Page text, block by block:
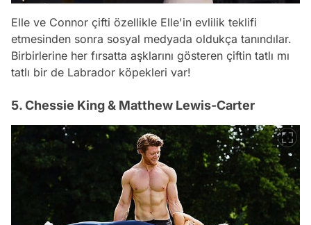
Elle ve Connor çifti özellikle Elle'in evlilik teklifi
etmesinden sonra sosyal medyada oldukça tanındılar.
Birbirlerine her fırsatta aşklarını gösteren çiftin tatlı mı
tatlı bir de Labrador köpekleri var!
5. Chessie King & Matthew Lewis-Carter